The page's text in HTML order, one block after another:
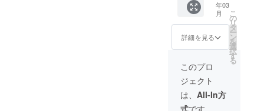
にぜ
ひ！
（関西
圏に限
りま
す）
のHPに
御社の
会社の
バナー
広告を
掲載し
ます。
今後
KANSA
IPRESS
ではイ
年03
月
詳細を見る
こ
の
リ
タ
ー
ン
を
選
択
す
る
このプロ
ジェクト
は、 All-In方